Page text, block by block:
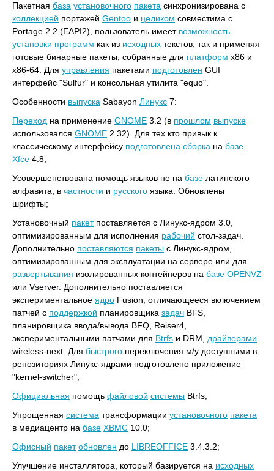
Пакетная база установочного пакета синхронизирована с
коллекцией портажей Gentoo и целиком совместима с
Portage 2.2 (EAPI2), пользователь имеет возможность
установки программ как из исходных текстов, так и применяя
готовые бинарные пакеты, собранные для платформ x86 и
x86-64. Для управления пакетами подготовлен GUI
интерфейс "Sulfur" и консольная утилита "equo".
Особенности выпуска Sabayon Линукс 7:
Переход на применение GNOME 3.2 (в прошлом выпуске
использовался GNOME 2.32). Для тех кто привык к
классическому интерфейсу подготовлена сборка на базе
Xfce 4.8;
Усовершенствована помощь языков не на базе латинского
алфавита, в частности и русского языка. Обновлены
шрифты;
Установочный пакетпоставляется с Линукс-ядром 3.0,
оптимизированным для исполнения рабочий стол-задач.
Дополнительно поставляются пакеты с Линукс-ядром,
оптимизированным для эксплуатации на сервере или для
развертывания изолированных контейнеров на базе OPENVZ
или Vserver. Дополнительно поставляется
экспериментальное ядро Fusion, отличающееся включением
патчей с поддержкой планировщика задач BFS,
планировщика ввода/вывода BFQ, Reiser4,
экспериментальными патчами для Btrfs и DRM, драйверами
wireless-next. Для быстрого переключения м/у доступными в
репозиториях Линукс-ядрами подготовлено приложение
"kernel-switcher";
Официальная помощь файловой системы Btrfs;
Упрощенная система трансформации установочного пакета
в медиацентр на базе XBMC 10.0;
Офисный пакет обновлен до LIBREOFFICE 3.4.3.2;
Улучшение инсталлятора, который базируется на исходных